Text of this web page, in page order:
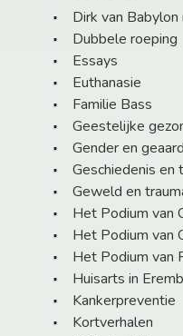
Dirk van
Dubbele roeping
Essays
Euthanasie
Familie Bass
Geestelijke
Gender en
Geschiedenis
Geweld en
Het Podium van
Het Podium van
Het Podium van
Huisarts in
Kankerpreventie
Kortverhalen